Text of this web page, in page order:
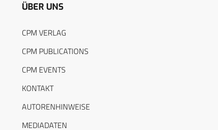
ÜBER UNS
CPM VERLAG
CPM PUBLICATIONS
CPM EVENTS
KONTAKT
AUTORENHINWEISE
MEDIADATEN